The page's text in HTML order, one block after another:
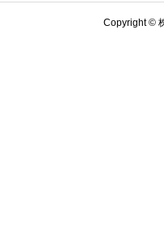
Copyright ©